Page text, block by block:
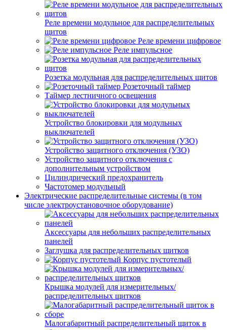
Реле времени модульное для распределительных
щитов
Реле времени цифровое
Реле импульсное
Розетка модульная для распределительных щитов
Розеточный таймер
Таймер лестничного освещения
Устройство блокировки для модульных
выключателей
Устройство защитного отключения (УЗО)
Устройство защитного отключения с
дополнительным устройством
Цилиндрический предохранитель
Частотомер модульный
Электрические распределительные системы (в том
числе электроустановочное оборудование)
Аксессуары для небольших распределительных
панелей
Заглушка для распределительных щитков
Корпус пустотелый
Крышка модулей для измерительных/
распределительных щитков
Малогабаритный распределительный щиток в